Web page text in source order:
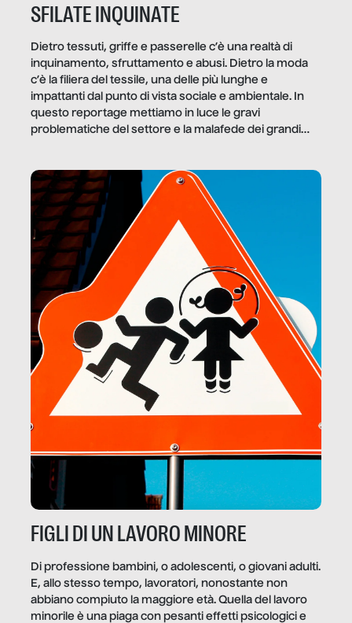
SFILATE INQUINATE
Dietro tessuti, griffe e passerelle c’è una realtà di
inquinamento, sfruttamento e abusi. Dietro la moda
c’è la filiera del tessile, una delle più lunghe e
impattanti dal punto di vista sociale e ambientale. In
questo reportage mettiamo in luce le gravi
problematiche del settore e la malafede dei grandi
FIGLI DI UN LAVORO MINORE
Di professione bambini, o adolescenti, o giovani adulti.
E, allo stesso tempo, lavoratori, nonostante non
abbiano compiuto la maggiore età. Quella del lavoro
minorile è una piaga con pesanti effetti psicologici e